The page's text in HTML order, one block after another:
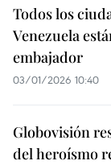
Todos los
Venezuela
embajador
03/01/2026 10:40
Globovisión
del heroísmo